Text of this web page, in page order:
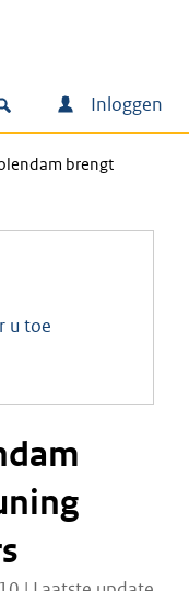
Inloggen
brengt
u toe